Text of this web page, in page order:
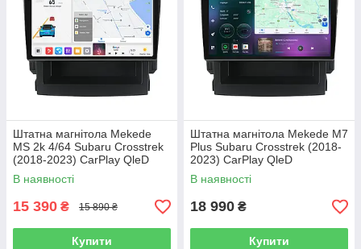
Штатна магнітола Mekede
MS 2k 4/64 Subaru Crosstrek
(2018-2023) CarPlay QleD
В наявності
15 390 ₴ 15 890 ₴
Купити
Штатна магнітола Mekede M7
Plus Subaru Crosstrek (2018-
2023) CarPlay QleD
В наявності
18 990 ₴
Купити